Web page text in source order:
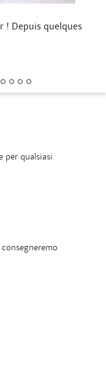
! Depuis quelques
per qualsiasi